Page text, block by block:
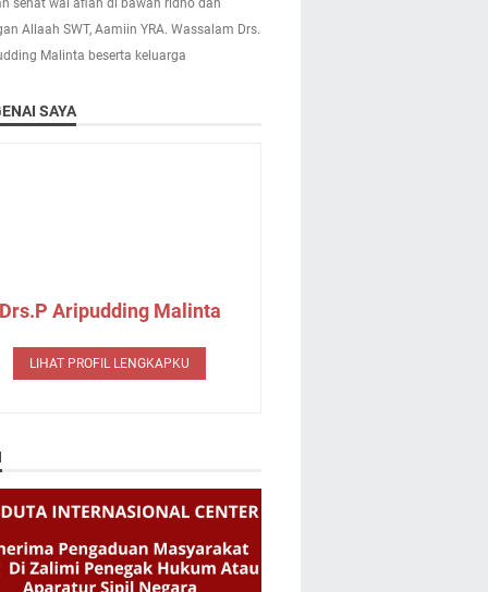
sehat wal afiah di bawah ridho dan
Allaah SWT, Aamiin YRA. Wassalam Drs.
Malinta beserta keluarga
SAYA
Aripudding Malinta
LIHAT PROFIL LENGKAPKU